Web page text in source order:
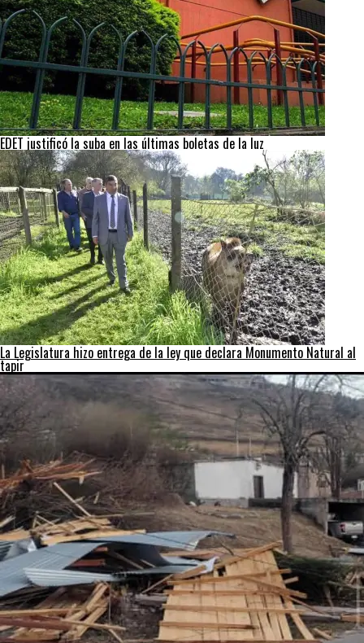
EDET justificó la suba en las últimas boletas de la luz
La Legislatura hizo entrega de la ley que declara Monumento Natural al
tapir